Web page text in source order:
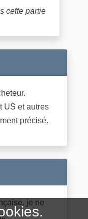
cette partie
US et autres
précisé.
je ne